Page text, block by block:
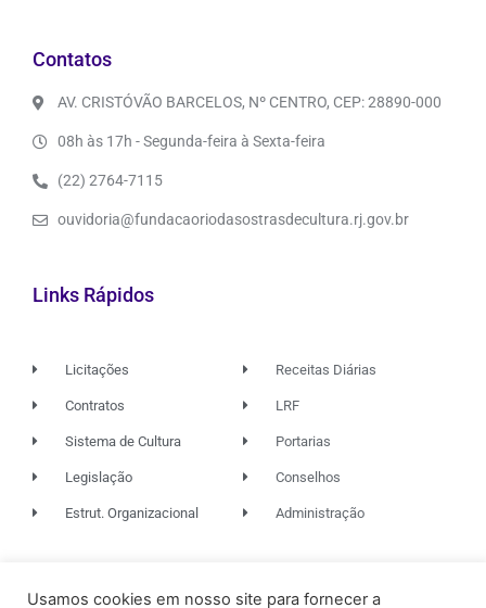
Contatos
AV. CRISTÓVÃO BARCELOS, Nº CENTRO, CEP: 28890-000
08h às 17h - Segunda-feira à Sexta-feira
(22) 2764-7115
ouvidoria@fundacaoriodasostrasdecultura.rj.gov.br
Links Rápidos
Licitações
Contratos
Sistema de Cultura
Legislação
Estrut. Organizacional
Receitas Diárias
LRF
Portarias
Conselhos
Administração
© 2026. TODOS OS DIREITOS RESERVADOS.
Usamos cookies em nosso site para fornecer a